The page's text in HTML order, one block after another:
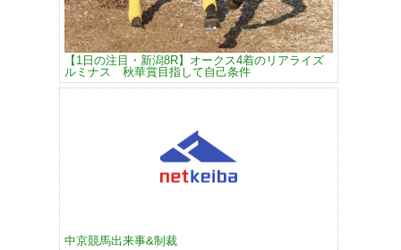
【1日の注目・新潟8R】オークス4着のリアライズ
ルミナス 秋華賞目指して自己条件
中京競馬出来事&制裁